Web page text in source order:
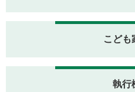
こども
執行